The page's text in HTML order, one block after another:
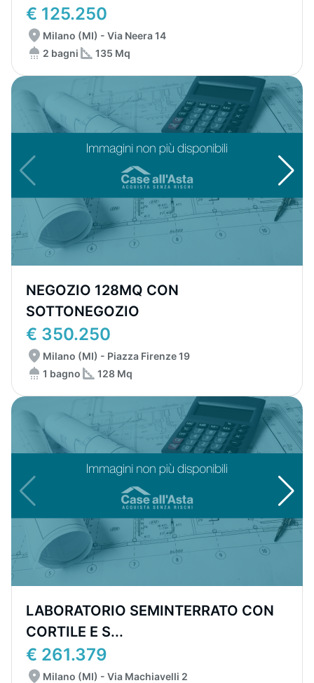
€ 125.250
Milano (MI) - Via Neera 14
2 bagni
135 Mq
NEGOZIO 128MQ CON
SOTTONEGOZIO
€ 350.250
Milano (MI) - Piazza Firenze 19
1 bagno
128 Mq
LABORATORIO SEMINTERRATO CON
CORTILE E S...
€ 261.379
Milano (MI) - Via Machiavelli 2